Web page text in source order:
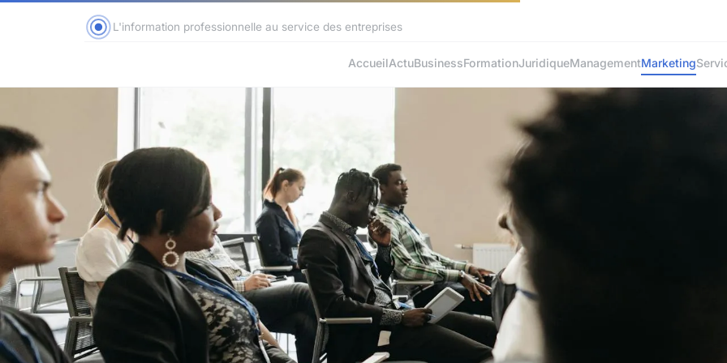
L'information professionnelle au service des entreprises
AccueilActuBusinessFormationJuridiqueManagementMarketing